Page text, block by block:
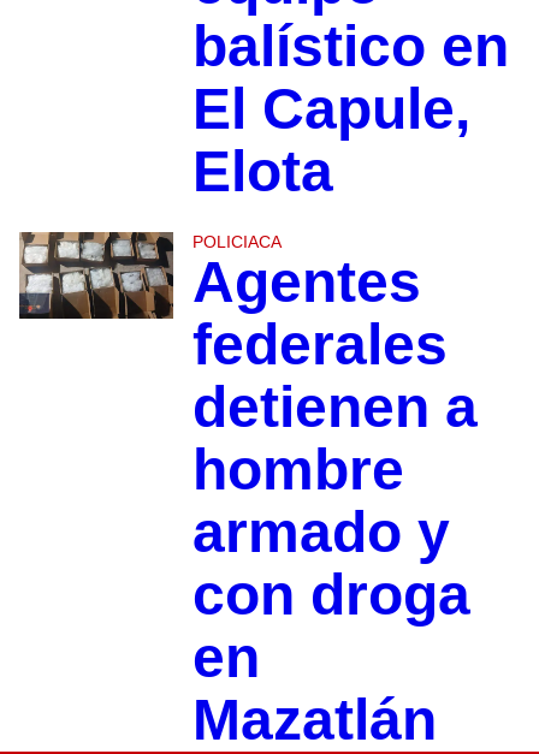
balístico en
El Capule,
Elota
POLICIACA
Agentes
federales
detienen a
hombre
armado y
con droga
en
Mazatlán